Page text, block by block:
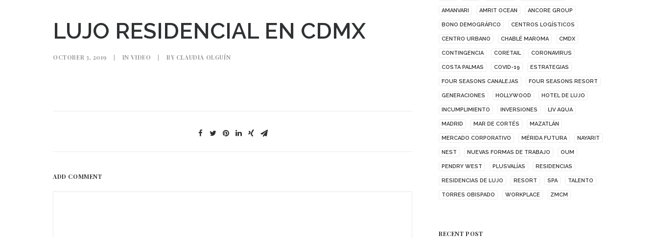
LUJO RESIDENCIAL EN CDMX
OCTOBER 3, 2019 | INVIDEO | BY CLAUDIA OLGUÍN
ADD COMMENT
AMANVARI AMRIT OCEAN ANCORE GROUP
BONO DEMOGRÁFICO CENTROS LOGÍSTICOS
CENTRO URBANO CHABLÉ MAROMA CMDX
CONTINGENCIA CORETAIL CORONAVIRUS
COSTA PALMAS COVID-19 ESTRATEGIAS
FOUR SEASONS CANALEJAS FOUR SEASONS RESORT
GENERACIONES HOLLYWOOD HOTEL DE LUJO
INCUMPLIMIENTO INVERSIONES LIV AQUA
MADRID MAR DE CORTÉS MAZATLÁN
MERCADO CORPORATIVO MÉRIDA FUTURA NAYARIT
NEST NUEVAS FORMAS DE TRABAJO OUM
PENDRY WEST PLUSVALÍAS RESIDENCIAS
RESIDENCIAS DE LUJO RESORT SPA TALENTO
TORRES OBISPADO WORKPLACE ZMCM
RECENT POST